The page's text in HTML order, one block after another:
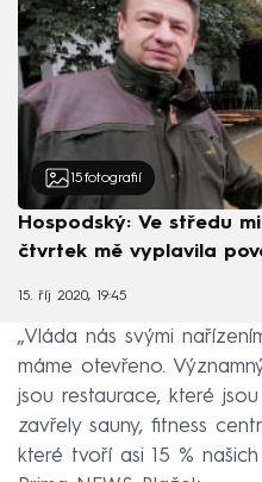
15 fotografií
Hospodský: Ve středu
čtvrtek mě vyplavila
15. říj 2020, 19:45
„Vláda nás svými
máme otevřeno.
jsou restaurace, které
zavřely sauny, fitness
které tvoří asi 15 %